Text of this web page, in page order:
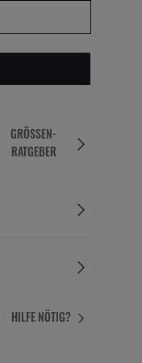
GRÖSSEN-R
ATGEBER
HILFE NÖTIG?